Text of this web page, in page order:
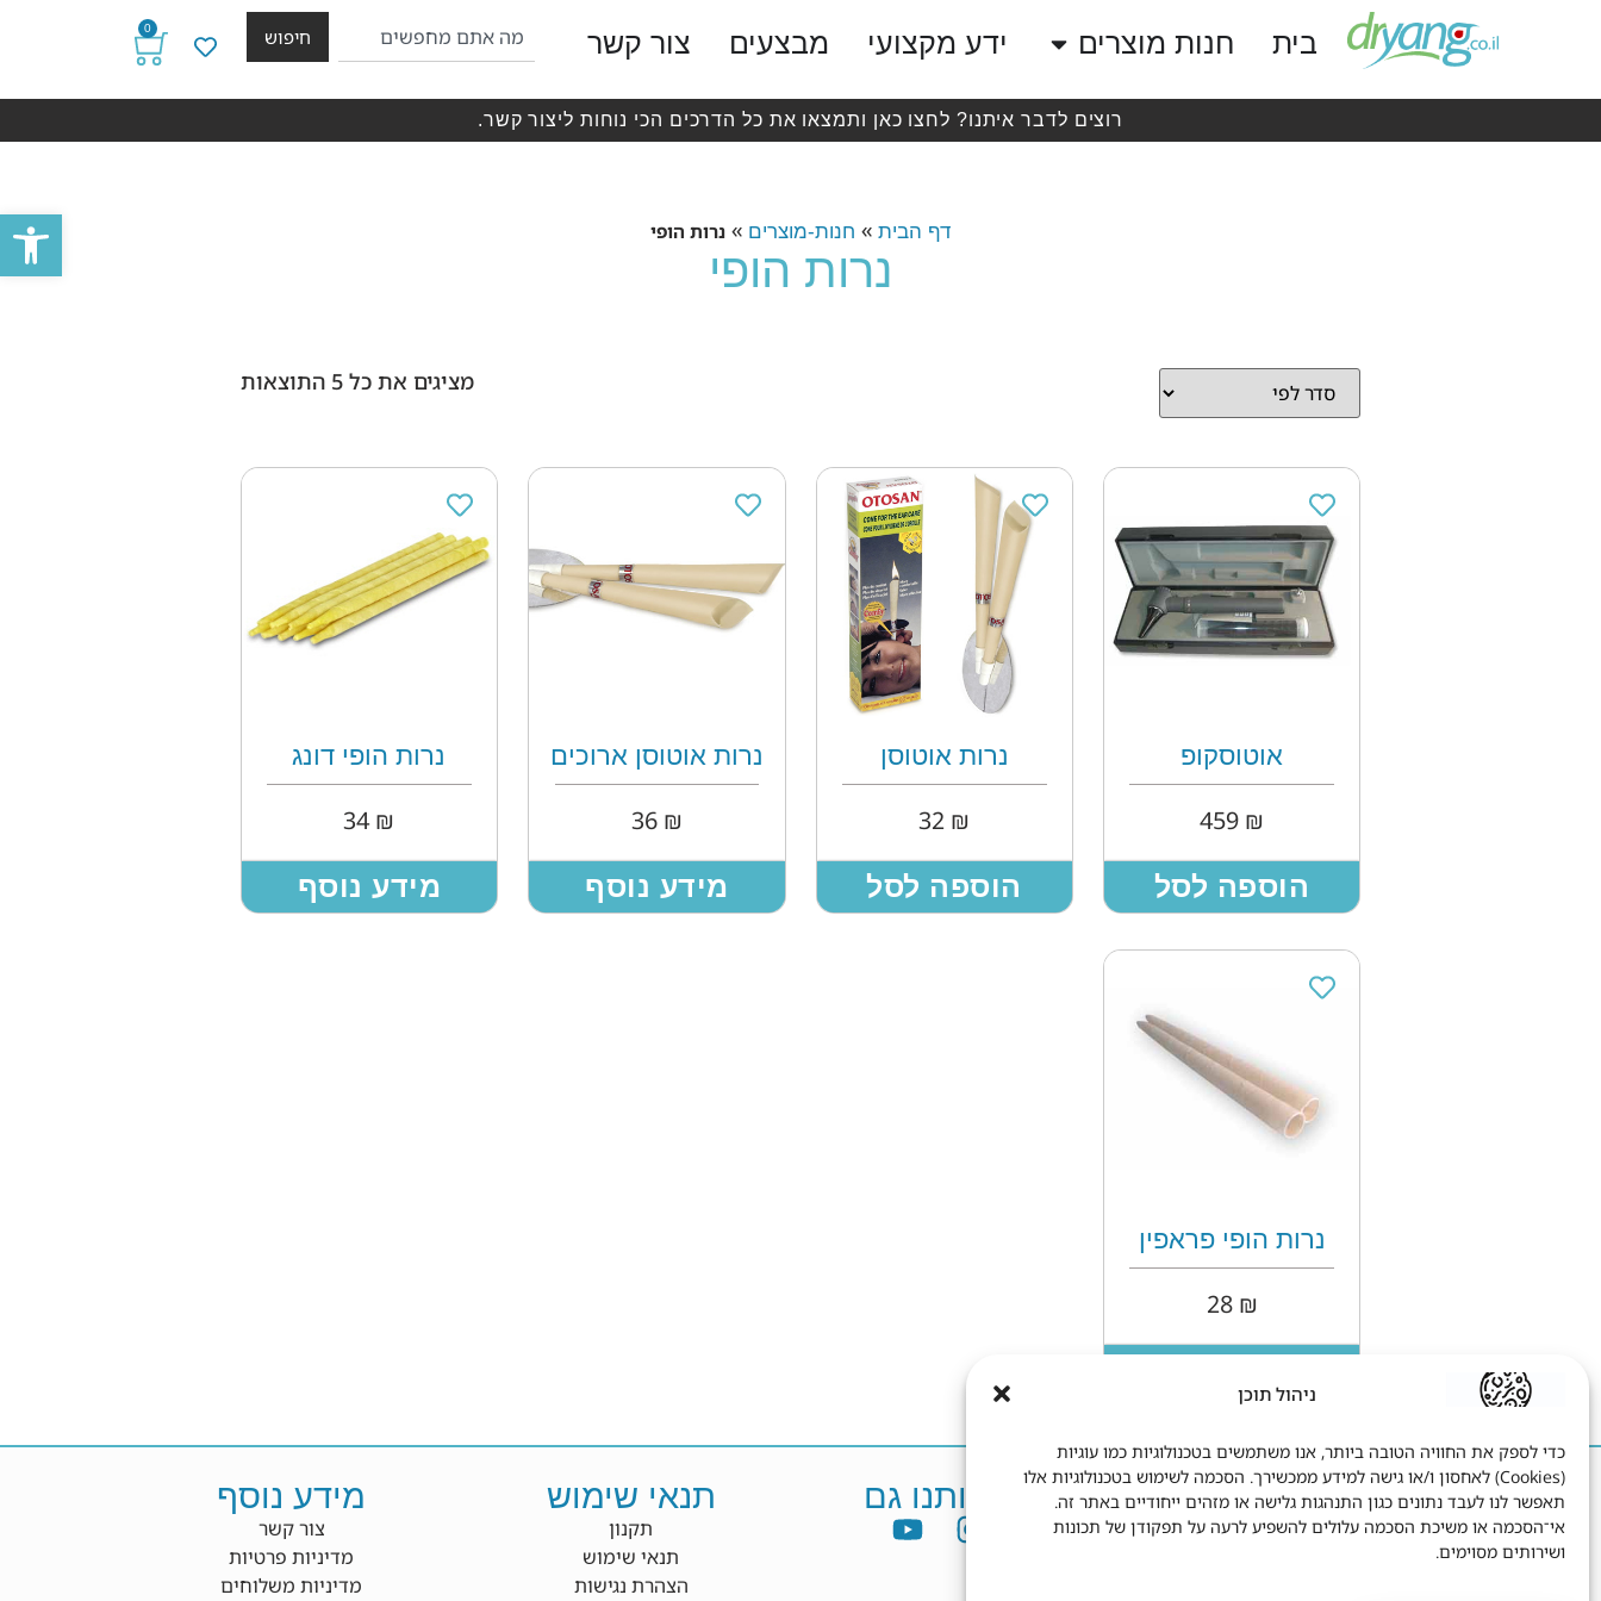
פתח
ניהול תוכן
כדי לספק את החוויה הטובה ביותר, אנו משתמשים בטכנולוגיות כמו עוגיות
(Cookies) לאחסון ו/או גישה למידע ממכשירך. הסכמה לשימוש בטכנולוגיות אלו
תאפשר לנו לעבד נתונים כגון התנהגות גלישה או מזהים ייחודיים באתר זה.
אי־הסכמה או משיכת הסכמה עלולים להשפיע לרעה על תפקודן של תכונות
ושירותים מסוימים.
בית חנות מוצרים ידע מקצועי מבצעים צור קשר חיפוש 0
רוצים לדבר איתנו? לחצו כאן ותמצאו את כל הדרכים הכי נוחות ליצור קשר.
דף הבית » חנות-מוצרים » נרות הופי
נרות הופי
מציגים את כל ⁦5⁩ התוצאות
אוטוסקופ
₪
הוספה לסל
נרות אוטוסן
₪
הוספה לסל
נרות אוטוסן ארוכים
₪
36
מידע נוסף
נרות הופי דונג
₪
34
מידע נוסף
נרות הופי פראפין
₪
28
הישאר בקשר
שטיבל 8 תל אביב.
חפשו אותנו גם תנאי שימוש
תקנון
תנאי שימוש
הצהרת נגישות
מידע נוסף
צור קשר
מדיניות פרטיות
מדיניות משלוחים